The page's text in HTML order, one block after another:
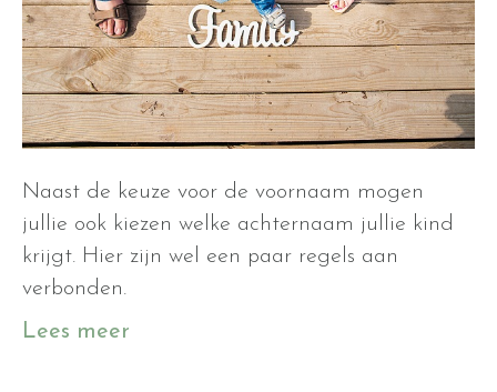
Naast de keuze voor de voornaam mogen
jullie ook kiezen welke achternaam jullie kind
krijgt. Hier zijn wel een paar regels aan
verbonden.
Lees meer